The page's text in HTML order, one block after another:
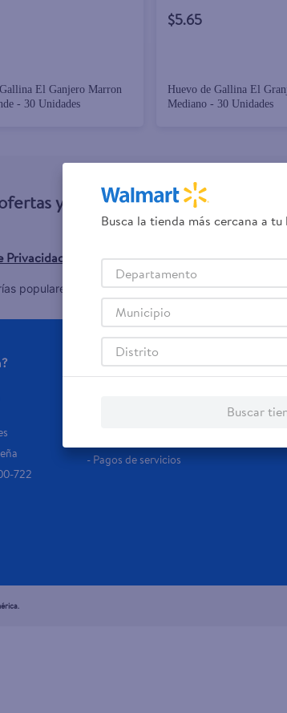
El Ganjero Marron
Extra Grande - 30 Unidades
$5.65
Huevo de Gallina El
Mediano - 30 Unidades
y promociones!
Privacidad y losTérminos y Condiciones, así
populares: Celulares,Línea blanca,Laptops,
Samsung,Celulares iPhone,
722
Servicios
- Pagos de servicios
Busca la tienda más cercana a
Departamento
Municipio
Distrito
Buscar